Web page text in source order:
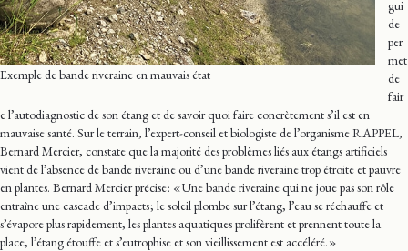
Exemple de bande riveraine en mauvais état
gui
de
per
met
de
fair
e l’autodiagnostic de son étang et de savoir quoi faire concrètement s’il est en
mauvaise santé. Sur le terrain, l’expert-conseil et biologiste de l’organisme RAPPEL,
Bernard Mercier, constate que la majorité des problèmes liés aux étangs artificiels
vient de l’absence de bande riveraine ou d’une bande riveraine trop étroite et pauvre
en plantes. Bernard Mercier précise : « Une bande riveraine qui ne joue pas son rôle
entraîne une cascade d’impacts ; le soleil plombe sur l’étang, l’eau se réchauffe et
s’évapore plus rapidement, les plantes aquatiques prolifèrent et prennent toute la
place, l’étang étouffe et s’eutrophise et son vieillissement est accéléré. »